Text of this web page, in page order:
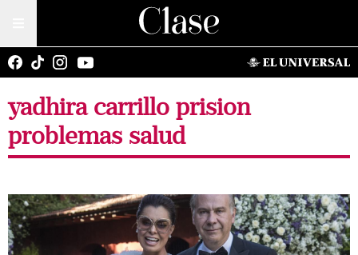
yadhira carrillo prision
problemas salud